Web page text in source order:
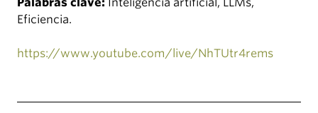
Eficiencia.
https://www.youtube.com/live/NhTUtr4rems